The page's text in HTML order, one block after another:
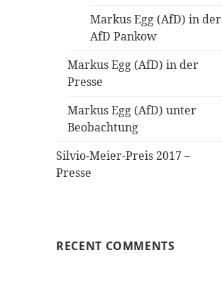
Markus Egg (AfD) in der
AfD Pankow
Markus Egg (AfD) in der
Presse
Markus Egg (AfD) unter
Beobachtung
Silvio-Meier-Preis 2017 –
Presse
RECENT COMMENTS